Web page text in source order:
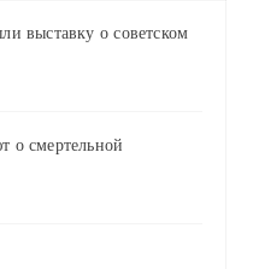
выставку о советском
о смертельной